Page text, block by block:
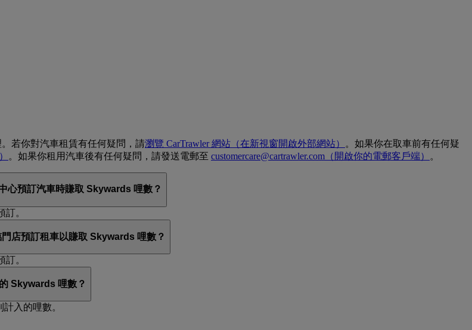
。若你對汽車租賃有任何疑問，請瀏覽 CarTrawler 網站 （在新視窗開啟外部網站）
。如果你在取車前有任何疑
。如果你租用汽車後有任何疑問，請發送電郵至 customercare@cartrawler.com （開啟你的電郵客戶端） 。
心預訂汽車時賺取 Skywards 哩數？
訂。
店預訂租車以賺取 Skywards 哩數？
訂。
Skywards 哩數？
入的哩數。